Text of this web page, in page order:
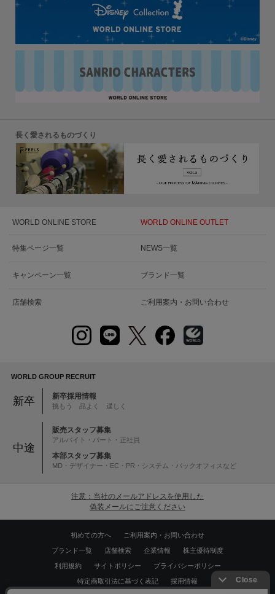
長く愛されるものづくり
WORLD ONLINE STORE WORLD ONLINE OUTLET
特集ページ一覧 NEWS一覧
キャンペーン一覧 ブランド一覧
店舗検索 ご利用案内・お問い合わせ
WORLD GROUP RECRUIT
新卒 新卒採用情報
挑もう 品よく 逞しく
中途
販売スタッフ募集
アルバイト・パート・正社員
本部スタッフ募集
MD・デザイナー・EC・PR・システム・バックオフィスなど
注意：当社のメールアドレスを使用した
偽装メールにご注意ください
初めての方へ ご利用案内・お問い合わせ
ブランド一覧 店舗検索 企業情報 株主優待制度
利用規約 サイトポリシー プライバシーポリシー
特定商取引法に基づく表記 採用情報